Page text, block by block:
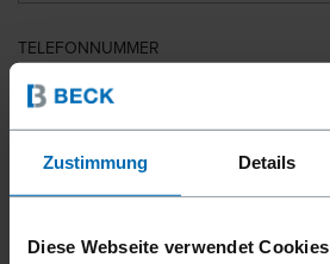
Zustimmung Details
Diese Webseite verwendet Cookies
TELEFONNUMMER
LAND